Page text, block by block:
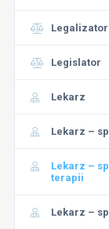
Legalizator
Legislator
Lekarz
Lekarz –
Lekarz –
terapii
Lekarz –